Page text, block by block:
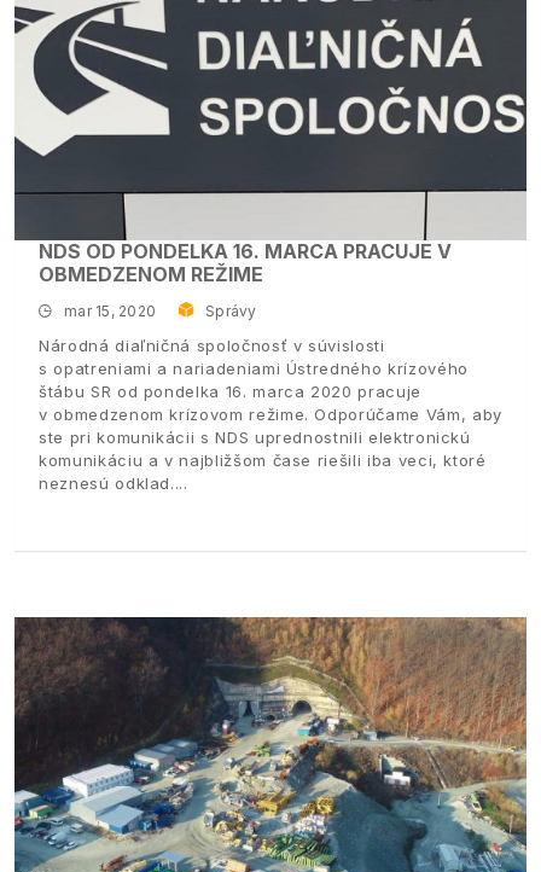
NDS OD PONDELKA 16. MARCA PRACUJE V
OBMEDZENOM REŽIME
mar 15, 2020 Správy
Národná diaľničná spoločnosť v súvislosti
s opatreniami a nariadeniami Ústredného krízového
štábu SR od pondelka 16. marca 2020 pracuje
v obmedzenom krízovom režime. Odporúčame Vám, aby
ste pri komunikácii s NDS uprednostnili elektronickú
komunikáciu a v najbližšom čase riešili iba veci, ktoré
neznesú odklad.